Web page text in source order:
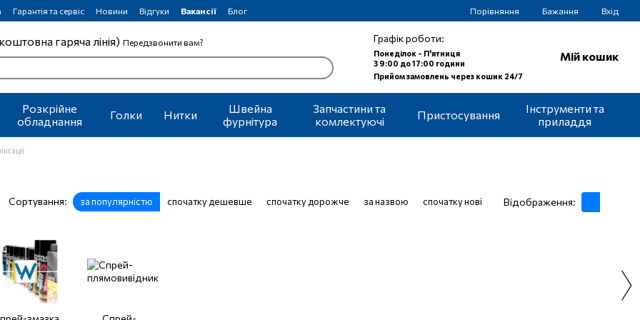
Гарантія та сервіс Новини Відгуки Вакансії Блог Порівняння Бажання Вхід
гаряча лінія) Передзвонити вам? Графік роботи:
Понеділок - П'ятниця
З 9:00 до 17:00 години
Прийом замовлень через кошик 24/7
Мій кошик
Розкрійне
обладнання
Голки Нитки
Швейна
фурнітура
Запчастини та
комлектуючі
Пристосування
Інструменти та
приладдя
Сортування: за популярністю спочатку дешевше спочатку дорожче за назвою спочатку нові Відображення: